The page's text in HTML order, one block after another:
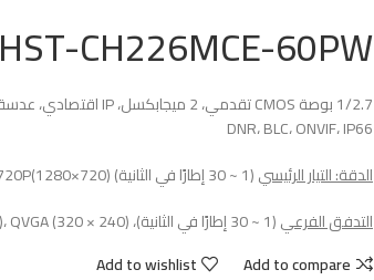
HST-CH226MCE-60PW
DNR، BLC، ONVIF، IP66
الدقة: التيار الرئيسي(1 ~ 30 إطارًا في الثانية) 1080P(1920×1080)، 960P(1280×960)، 720P(1280×720)
التدفق الفرعي(1 ~ 30 إطارًا في الثانية)، VGA (640 × 480)، QVGA (320 × 240)
Add to compare
Add to wishlist